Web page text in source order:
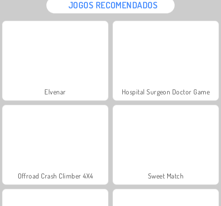
JOGOS RECOMENDADOS
Elvenar Hospital Surgeon Doctor Game
Offroad Crash Climber 4X4 Sweet Match